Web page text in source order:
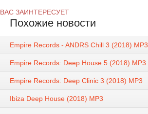
ВАС ЗАИНТЕРЕСУЕТ
Похожие новости
Empire Records - ANDRS Chill 3 (2018) MP3
Empire Records: Deep House 5 (2018) MP3
Empire Records: Deep Clinic 3 (2018) MP3
Ibiza Deep House (2018) MP3